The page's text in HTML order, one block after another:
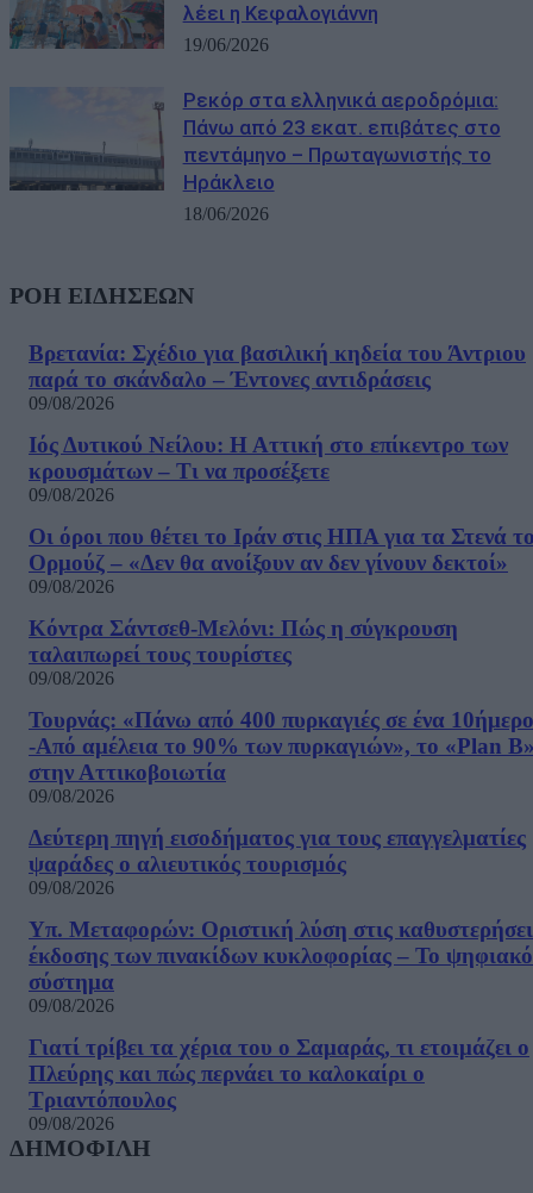
λέει η Κεφαλογιάννη
19/06/2026
Ρεκόρ στα ελληνικά αεροδρόμια:
Πάνω από 23 εκατ. επιβάτες στο
πεντάμηνο – Πρωταγωνιστής το
Ηράκλειο
18/06/2026
ΡΟΗ ΕΙΔΗΣΕΩΝ
Βρετανία: Σχέδιο για βασιλική κηδεία του Άντριου
παρά το σκάνδαλο – Έντονες αντιδράσεις
09/08/2026
Ιός Δυτικού Νείλου: Η Αττική στο επίκεντρο των
κρουσμάτων – Τι να προσέξετε
09/08/2026
Οι όροι που θέτει το Ιράν στις ΗΠΑ για τα Στενά
Ορμούζ – «Δεν θα ανοίξουν αν δεν γίνουν δεκτοί»
09/08/2026
Κόντρα Σάντσεθ-Μελόνι: Πώς η σύγκρουση
ταλαιπωρεί τους τουρίστες
09/08/2026
Τουρνάς: «Πάνω από 400 πυρκαγιές σε ένα 10ήμερο
-Από αμέλεια το 90% των πυρκαγιών», το «Plan
στην Αττικοβοιωτία
09/08/2026
Δεύτερη πηγή εισοδήματος για τους επαγγελματίες
ψαράδες ο αλιευτικός τουρισμός
09/08/2026
Υπ. Μεταφορών: Οριστική λύση στις
έκδοσης των πινακίδων κυκλοφορίας – Το ψηφιακό
σύστημα
09/08/2026
Γιατί τρίβει τα χέρια του ο Σαμαράς, τι ετοιμάζει ο
Πλεύρης και πώς περνάει το καλοκαίρι ο
Τριαντόπουλος
09/08/2026
ΔΗΜΟΦΙΛΗ